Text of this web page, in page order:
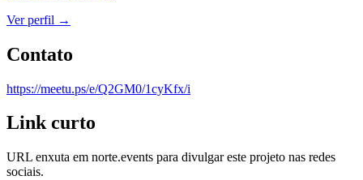
Ver perfil →
Contato
https://meetu.ps/e/Q2GM0/1cyKfx/i
Link curto
URL enxuta em norte.events para divulgar este projeto nas redes
sociais.